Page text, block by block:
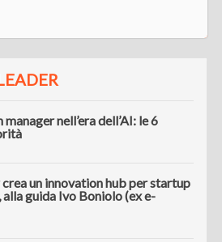
nell’era dell’AI: le 6
un innovation hub per startup
alla guida Ivo Boniolo (ex e-